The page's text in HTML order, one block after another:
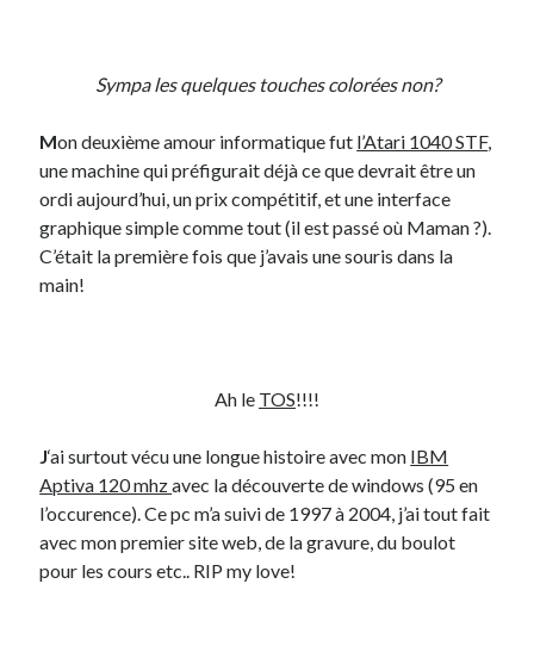
A Lyon
Bon plan du dimanche
Coup de coeur
Daddy
Lyon
Lyon à Livre Ouvert
Mini-monsieur
Non classé
Parole de Follower
Sympa les quelques touches colorées non?
Mon deuxième amour informatique fut l’Atari 1040 STF,
une machine qui préfigurait déjà ce que devrait être un
ordi aujourd’hui, un prix compétitif, et une interface
graphique simple comme tout (il est passé où Maman ?).
C’était la première fois que j’avais une souris dans la
main!
Ah le TOS!!!!
J‘ai surtout vécu une longue histoire avec mon IBM
Aptiva 120 mhzavec la découverte de windows (95 en
l’occurence). Ce pc m’a suivi de 1997 à 2004, j’ai tout fait
avec mon premier site web, de la gravure, du boulot
pour les cours etc.. RIP my love!